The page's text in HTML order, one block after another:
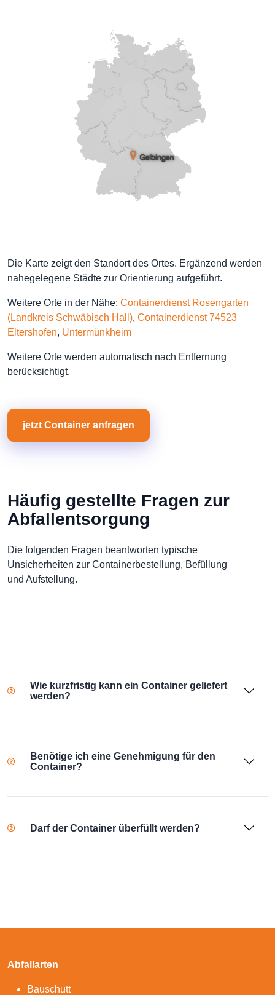
Die Karte zeigt den Standort des Ortes. Ergänzend werden
nahegelegene Städte zur Orientierung aufgeführt.
Weitere Orte in der Nähe: Containerdienst Rosengarten
(Landkreis Schwäbisch Hall), Containerdienst 74523
Eltershofen, Untermünkheim
Weitere Orte werden automatisch nach Entfernung
berücksichtigt.
jetzt Container anfragen
Häufig gestellte Fragen zur
Abfallentsorgung
Die folgenden Fragen beantworten typische
Unsicherheiten zur Containerbestellung, Befüllung
und Aufstellung.
Wie kurzfristig kann ein Container geliefert
werden?
Benötige ich eine Genehmigung für den
Container?
Darf der Container überfüllt werden?
Abfallarten
Bauschutt